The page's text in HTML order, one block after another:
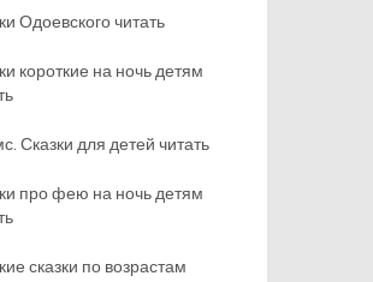
Одоевского читать
короткие на ночь детям
Сказки для детей читать
про фею на ночь детям
сказки по возрастам